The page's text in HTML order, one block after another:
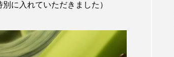
に入れていただきました）